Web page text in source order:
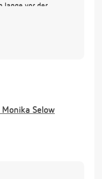
lange vor der
um
Autostunden und vor
Verwandten
Rückfahrt nach
9 Tage vor dem
der Lage des
Monika Selow